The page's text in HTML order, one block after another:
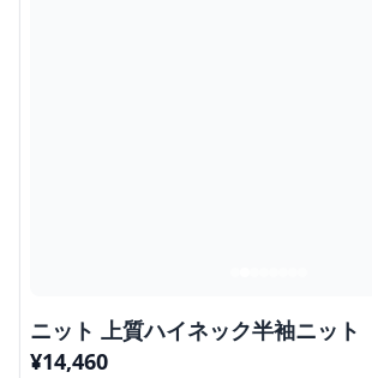
ニット 上質ハイネック半袖ニット
¥14,460